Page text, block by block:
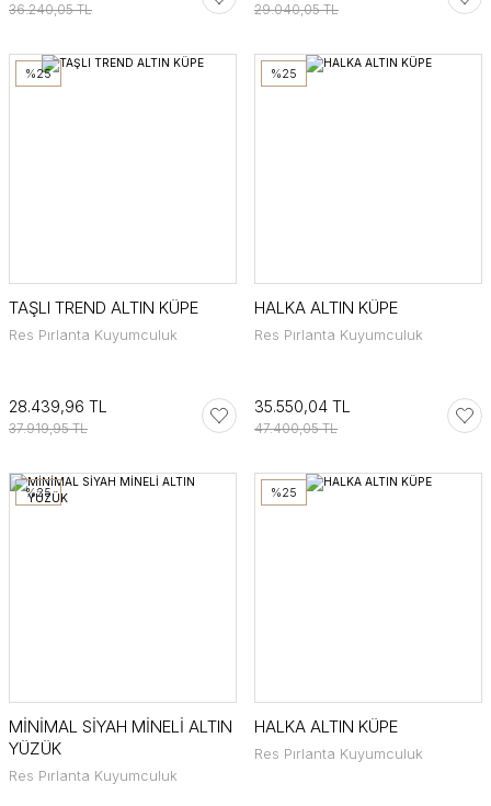
36.240,05 TL 29.040,05 TL
%25
TAŞLI TREND ALTIN KÜPE
Res Pırlanta Kuyumculuk
28.439,96 TL
37.919,95 TL
%25
HALKA ALTIN KÜPE
Res Pırlanta Kuyumculuk
35.550,04 TL
47.400,05 TL
%25
MİNİMAL SİYAH MİNELİ ALTIN
YÜZÜK
Res Pırlanta Kuyumculuk
%25
HALKA ALTIN KÜPE
Res Pırlanta Kuyumculuk